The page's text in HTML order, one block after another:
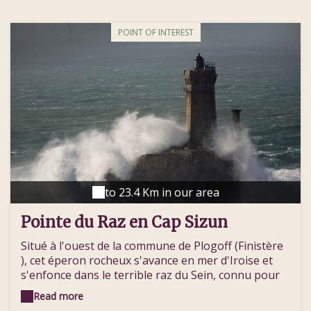
POINT OF INTEREST
to 23.4 Km in our area
Pointe du Raz en Cap Sizun
Situé à l'ouest de la commune de Plogoff (Finistère
), cet éperon rocheux s'avance en mer d'Iroise et
s'enfonce dans le terrible raz du Sein, connu pour
ses brisants et ses courants violents. Labellisé
Grand Site de France, il réunit trois sites : la pointe
Read more